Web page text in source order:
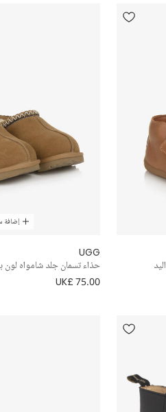
إضافة
UGG
حذاء تسمان جلد شامواه لون
UK£ 75.00